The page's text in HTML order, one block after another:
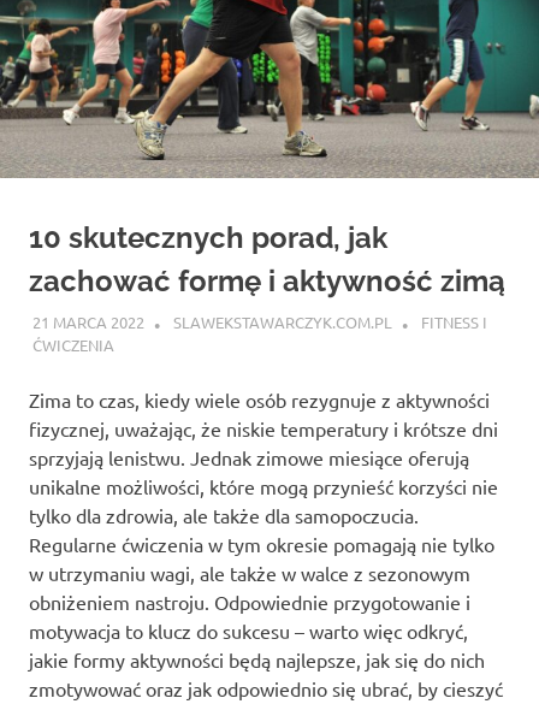
10 skutecznych porad, jak
zachować formę i aktywność zimą
21 MARCA 2022 SLAWEKSTAWARCZYK.COM.PL
FITNESS I
ĆWICZENIA
Zima to czas, kiedy wiele osób rezygnuje z aktywności
fizycznej, uważając, że niskie temperatury i krótsze dni
sprzyjają lenistwu. Jednak zimowe miesiące oferują
unikalne możliwości, które mogą przynieść korzyści nie
tylko dla zdrowia, ale także dla samopoczucia.
Regularne ćwiczenia w tym okresie pomagają nie tylko
w utrzymaniu wagi, ale także w walce z sezonowym
obniżeniem nastroju. Odpowiednie przygotowanie i
motywacja to klucz do sukcesu – warto więc odkryć,
jakie formy aktywności będą najlepsze, jak się do nich
zmotywować oraz jak odpowiednio się ubrać, by cieszyć